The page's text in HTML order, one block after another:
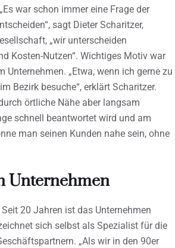
war schon immer eine Frage der
sagt Dieter Scharitzer,
„wir unterscheiden
Kosten-Nutzen“. Wichtiges Motiv war
„Etwa, wenn ich gerne zu
Bezirk besuche“, erklärt Scharitzer.
örtliche Nähe aber langsam
schnell beantwortet wird und am
man seinen Kunden nahe sein, ohne
Unternehmen
20 Jahren ist das Unternehmen
sich selbst als Spezialist für die
„Als wir in den 90er